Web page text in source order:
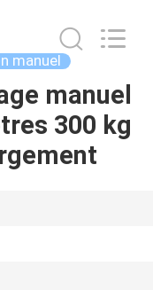
manuel
manuel
300 kg